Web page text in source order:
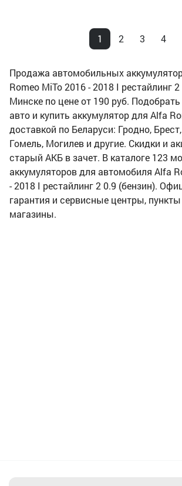
1 2 3 4
Продажа автомобильных
Romeo MiTo 2016 - 2018 I рестайлинг
Минске по цене от 190 руб.
авто и купить аккумулятор для Alfa
доставкой по Беларуси: Гродно,
Гомель, Могилев и другие. Скидки и
старый АКБ в зачет. В каталоге 123
аккумуляторов для автомобиля Alfa
- 2018 I рестайлинг 2 0.9 (бензин).
гарантия и сервисные центры,
магазины.